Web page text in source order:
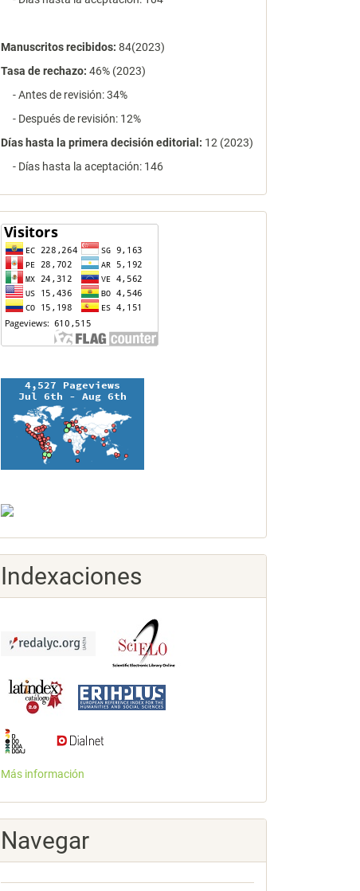
Manuscritos recibidos: 84(2023)
Tasa de rechazo: 46% (2023)
- Antes de revisión: 34%
- Después de revisión: 12%
Días hasta la primera decisión editorial: 12 (2023)
- Días hasta la aceptación: 146
contador
Indexaciones
Más información
Navegar